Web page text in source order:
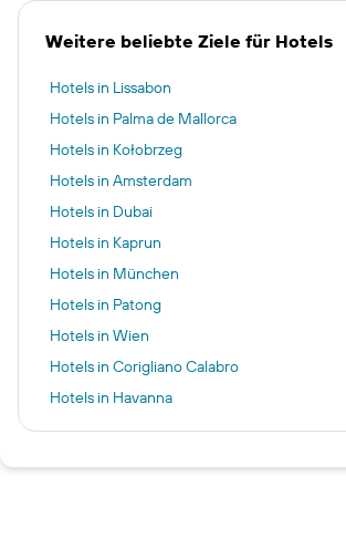
Weitere beliebte Ziele für Hotels
Hotels in Lissabon
Hotels in Palma de Mallorca
Hotels in Kołobrzeg
Hotels in Amsterdam
Hotels in Dubai
Hotels in Kaprun
Hotels in München
Hotels in Patong
Hotels in Wien
Hotels in Corigliano Calabro
Hotels in Havanna
Hotels in South Kuta